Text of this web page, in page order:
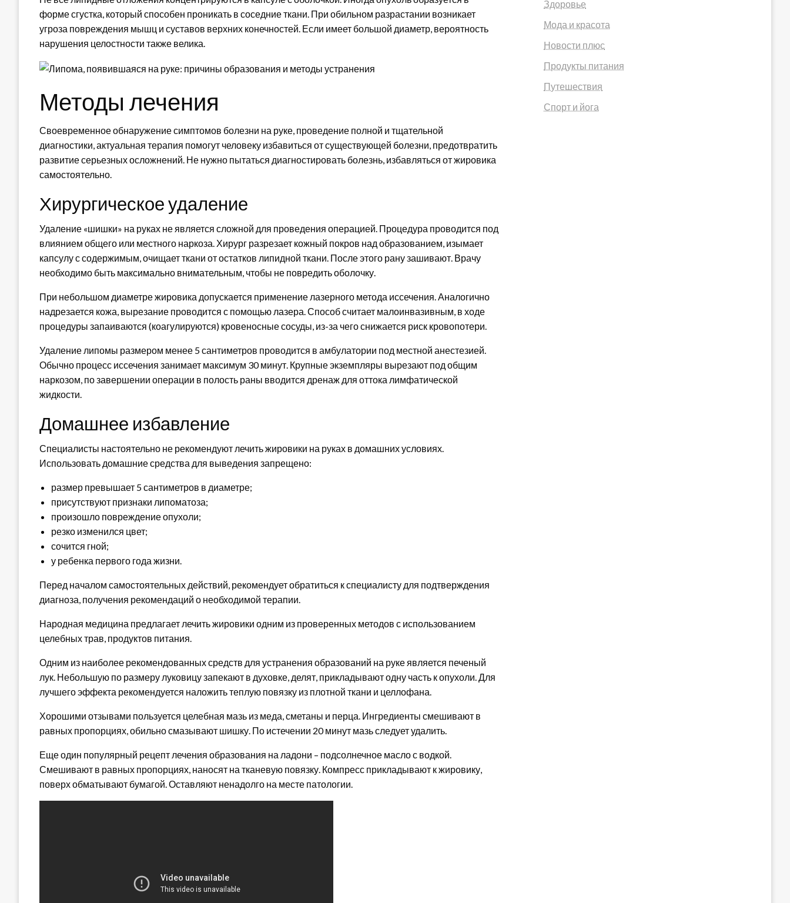
форме сгустка, который способен проникать в соседние ткани. При обильном разрастании возникает
угроза повреждения мышц и суставов верхних конечностей. Если имеет большой диаметр, вероятность
нарушения целостности также велика.
Методы лечения
Своевременное обнаружение симптомов болезни на руке, проведение полной и тщательной
диагностики, актуальная терапия помогут человеку избавиться от существующей болезни, предотвратить
развитие серьезных осложнений. Не нужно пытаться диагностировать болезнь, избавляться от жировика
самостоятельно.
Хирургическое удаление
Удаление «шишки» на руках не является сложной для проведения операцией. Процедура проводится под
влиянием общего или местного наркоза. Хирург разрезает кожный покров над образованием, изымает
капсулу с содержимым, очищает ткани от остатков липидной ткани. После этого рану зашивают. Врачу
необходимо быть максимально внимательным, чтобы не повредить оболочку.
При небольшом диаметре жировика допускается применение лазерного метода иссечения. Аналогично
надрезается кожа, вырезание проводится с помощью лазера. Способ считает малоинвазивным, в ходе
процедуры запаиваются (коагулируются) кровеносные сосуды, из-за чего снижается риск кровопотери.
Удаление липомы размером менее 5 сантиметров проводится в амбулатории под местной анестезией.
Обычно процесс иссечения занимает максимум 30 минут. Крупные экземпляры вырезают под общим
наркозом, по завершении операции в полость раны вводится дренаж для оттока лимфатической
жидкости.
Домашнее избавление
Специалисты настоятельно не рекомендуют лечить жировики на руках в домашних условиях.
Использовать домашние средства для выведения запрещено:
размер превышает 5 сантиметров в диаметре;
присутствуют признаки липоматоза;
произошло повреждение опухоли;
резко изменился цвет;
сочится гной;
у ребенка первого года жизни.
Перед началом самостоятельных действий, рекомендует обратиться к специалисту для подтверждения
диагноза, получения рекомендаций о необходимой терапии.
Народная медицина предлагает лечить жировики одним из проверенных методов с использованием
целебных трав, продуктов питания.
Одним из наиболее рекомендованных средств для устранения образований на руке является печеный
лук. Небольшую по размеру луковицу запекают в духовке, делят, прикладывают одну часть к опухоли. Для
лучшего эффекта рекомендуется наложить теплую повязку из плотной ткани и целлофана.
Хорошими отзывами пользуется целебная мазь из меда, сметаны и перца. Ингредиенты смешивают в
равных пропорциях, обильно смазывают шишку. По истечении 20 минут мазь следует удалить.
Еще один популярный рецепт лечения образования на ладони – подсолнечное масло с водкой.
Смешивают в равных пропорциях, наносят на тканевую повязку. Компресс прикладывают к жировику,
поверх обматывают бумагой. Оставляют ненадолго на месте патологии.
Здоровье
Мода и красота
Новости плюс
Продукты питания
Путешествия
Спорт и йога